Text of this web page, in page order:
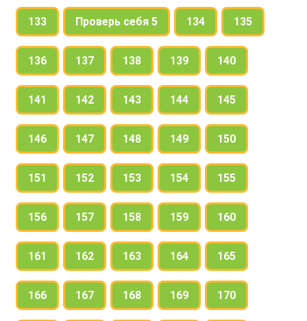
133 Проверь себя 5 134 135
136 137 138 139 140
141 142 143 144 145
146 147 148 149 150
151 152 153 154 155
156 157 158 159 160
161 162 163 164 165
166 167 168 169 170